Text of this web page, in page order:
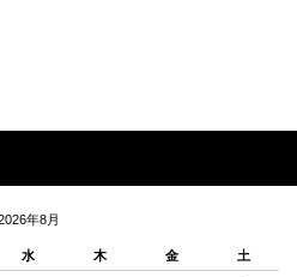
年8月
水 木 金 土